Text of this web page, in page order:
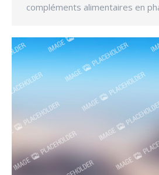
compléments alimentaires en